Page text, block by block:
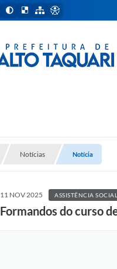
Notícias Notícia
11 NOV 2025 ASSISTÊNCIA SOCIAL
Formandos do curso